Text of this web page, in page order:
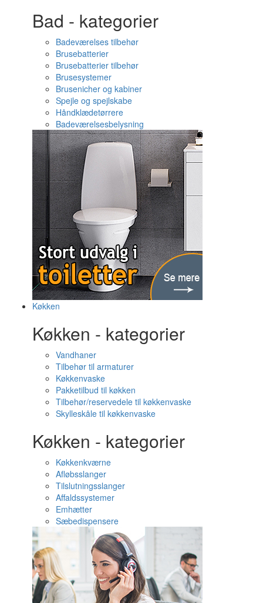
Bad - kategorier
Badeværelses tilbehør
Brusebatterier
Brusebatterier tilbehør
Brusesystemer
Brusenicher og kabiner
Spejle og spejlskabe
Håndklædetørrere
Badeværelsesbelysning
Køkken
Køkken - kategorier
Vandhaner
Tilbehør til armaturer
Køkkenvaske
Pakketilbud til køkken
Tilbehør/reservedele til køkkenvaske
Skylleskåle til køkkenvaske
Køkken - kategorier
Køkkenkværne
Afløbsslanger
Tilslutningsslanger
Affaldssystemer
Emhætter
Sæbedispensere